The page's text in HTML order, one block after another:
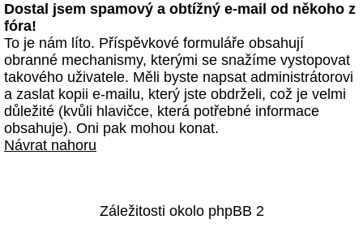
Dostal jsem spamový a obtížný e-mail od někoho z
fóra!
To je nám líto. Příspěvkové formuláře obsahují
obranné mechanismy, kterými se snažíme vystopovat
takového uživatele. Měli byste napsat administrátorovi
a zaslat kopii e-mailu, který jste obdrželi, což je velmi
důležité (kvůli hlavičce, která potřebné informace
obsahuje). Oni pak mohou konat.
Návrat nahoru
Záležitosti okolo phpBB 2